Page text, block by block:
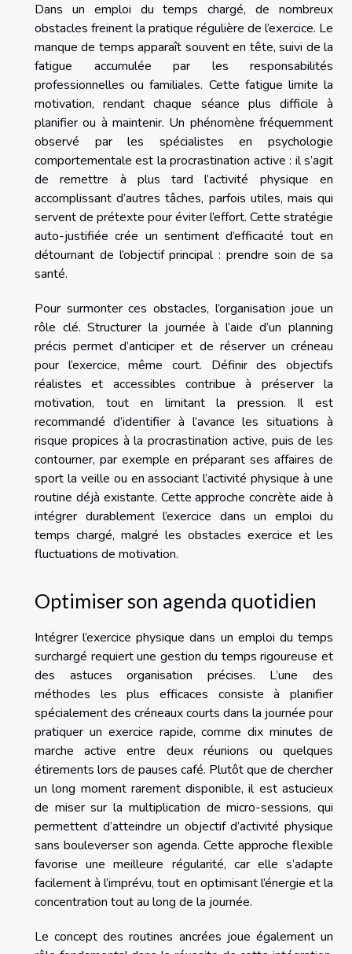
Dans un emploi du temps chargé, de nombreux
obstacles freinent la pratique régulière de l’exercice. Le
manque de temps apparaît souvent en tête, suivi de la
fatigue accumulée par les responsabilités
professionnelles ou familiales. Cette fatigue limite la
motivation, rendant chaque séance plus difficile à
planifier ou à maintenir. Un phénomène fréquemment
observé par les spécialistes en psychologie
comportementale est la procrastination active : il s’agit
de remettre à plus tard l’activité physique en
accomplissant d’autres tâches, parfois utiles, mais qui
servent de prétexte pour éviter l’effort. Cette stratégie
auto-justifiée crée un sentiment d’efficacité tout en
détournant de l’objectif principal : prendre soin de sa
santé.
Pour surmonter ces obstacles, l’organisation joue un
rôle clé. Structurer la journée à l’aide d’un planning
précis permet d’anticiper et de réserver un créneau
pour l’exercice, même court. Définir des objectifs
réalistes et accessibles contribue à préserver la
motivation, tout en limitant la pression. Il est
recommandé d’identifier à l’avance les situations à
risque propices à la procrastination active, puis de les
contourner, par exemple en préparant ses affaires de
sport la veille ou en associant l’activité physique à une
routine déjà existante. Cette approche concrète aide à
intégrer durablement l’exercice dans un emploi du
temps chargé, malgré les obstacles exercice et les
fluctuations de motivation.
Optimiser son agenda quotidien
Intégrer l’exercice physique dans un emploi du temps
surchargé requiert une gestion du temps rigoureuse et
des astuces organisation précises. L’une des
méthodes les plus efficaces consiste à planifier
spécialement des créneaux courts dans la journée pour
pratiquer un exercice rapide, comme dix minutes de
marche active entre deux réunions ou quelques
étirements lors de pauses café. Plutôt que de chercher
un long moment rarement disponible, il est astucieux
de miser sur la multiplication de micro-sessions, qui
permettent d’atteindre un objectif d’activité physique
sans bouleverser son agenda. Cette approche flexible
favorise une meilleure régularité, car elle s’adapte
facilement à l’imprévu, tout en optimisant l’énergie et la
concentration tout au long de la journée.
Le concept des routines ancrées joue également un